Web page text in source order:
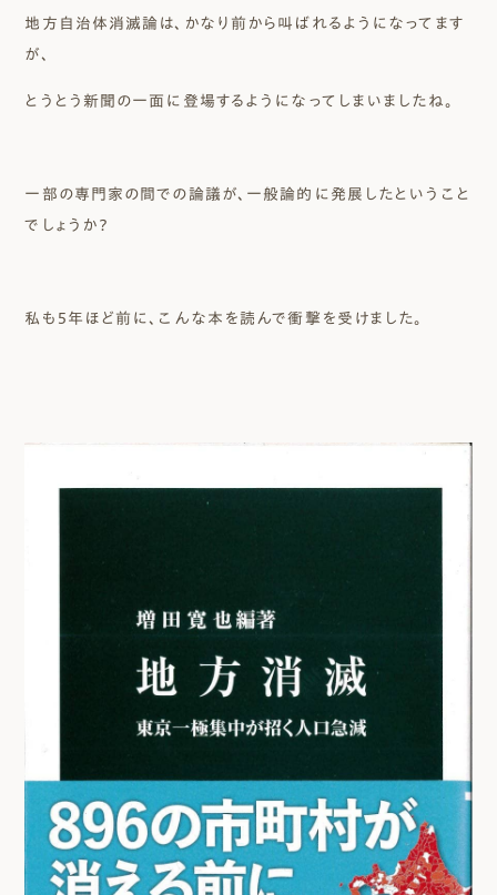
地方自治体消滅論は、かなり前から叫ばれるようになってます
が、
とうとう新聞の一面に登場するようになってしまいましたね。
一部の専門家の間での論議が、一般論的に発展したということ
でしょうか？
私も5年ほど前に、こんな本を読んで衝撃を受けました。